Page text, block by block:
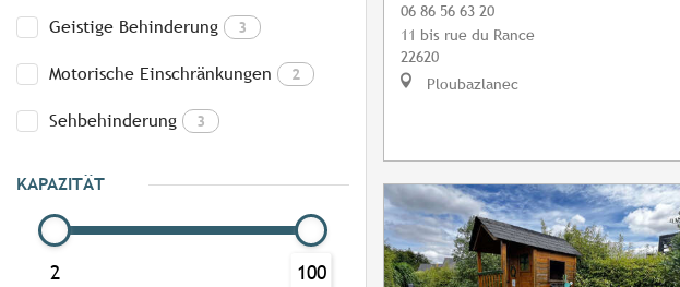
Geistige Behinderung 3
Motorische Einschränkungen 2
Sehbehinderung 3
KAPAZITÄT
2 100
06 86 56 63 20
11 bis rue du Rance
22620
Ploubazlanec